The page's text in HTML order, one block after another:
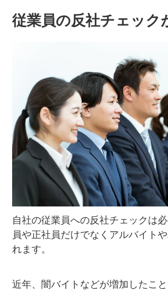
従業員の反社チェック
自社の従業員への反社チェックは
員や正社員だけでなくアルバイト
れます。
近年、闇バイトなどが増加したこ